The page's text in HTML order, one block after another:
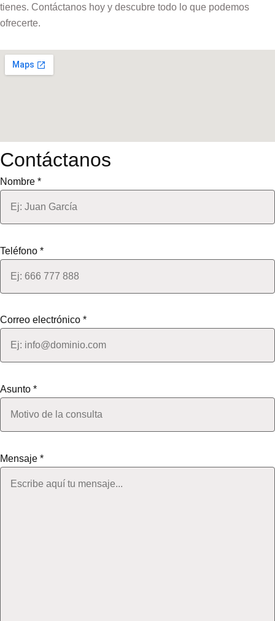
tienes. Contáctanos hoy y descubre todo lo que podemos
ofrecerte.
Contáctanos
Nombre *
Teléfono *
Correo electrónico *
Asunto *
Mensaje *